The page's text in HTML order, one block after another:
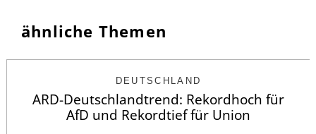
ähnliche Themen
DEUTSCHLAND
ARD-Deutschlandtrend: Rekordhoch für
AfD und Rekordtief für Union